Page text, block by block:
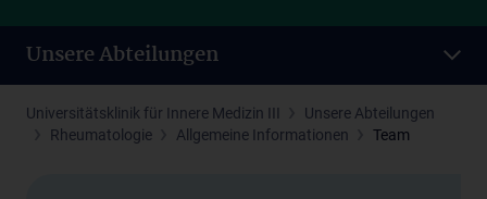
Unsere Abteilungen
Universitätsklinik für Innere Medizin III
Unsere Abteilungen
Rheumatologie
Allgemeine Informationen Team